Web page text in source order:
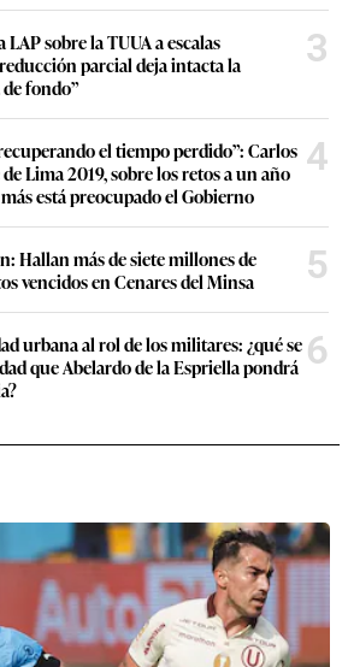
sobre la TUUA a escalas
parcial deja intacta la
fondo”
3
el tiempo perdido”: Carlos
Lima 2019, sobre los retos a un año
está preocupado el Gobierno
4
Hallan más de siete millones de
vencidos en Cenares del Minsa
5
urbana al rol de los militares: ¿qué se
que Abelardo de la Espriella pondrá 6